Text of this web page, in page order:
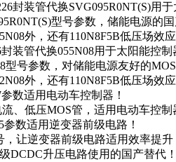
封装管代换SVG095R0NT(S)用于
型号参数，储能电源的国
外，还有110N8F5B低压场效应
装管代换055N08用于太阳能控制
型号参数，对储能电源友好的MOS
外，还有110N8F5B低压场效应
数适用电动车控制器！
、低压MOS管，适用电动车控制
数适用逆变器前级电路！
让逆变器前级电路适用效率提升
DCDC升压电路使用的国产替代！